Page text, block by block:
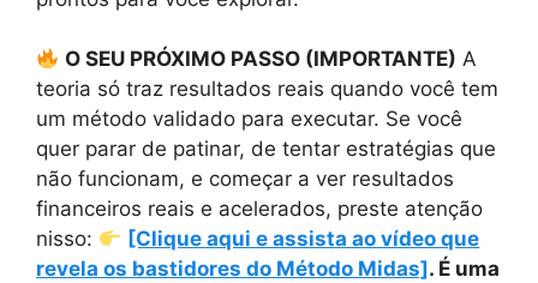
O SEU PRÓXIMO PASSO (IMPORTANTE) A
teoria só traz resultados reais quando você tem
um método validado para executar. Se você
quer parar de patinar, de tentar estratégias que
não funcionam, e começar a ver resultados
financeiros reais e acelerados, preste atenção
nisso:
[Clique aqui e assista ao vídeo que
revela os bastidores do Método Midas]. É uma